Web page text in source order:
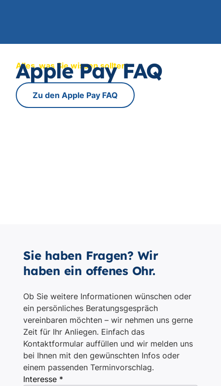
Sie haben Fragen? Wir
haben ein offenes Ohr.
Ob Sie weitere Informationen wünschen oder
ein persönliches Beratungsgespräch
vereinbaren möchten – wir nehmen uns gerne
Zeit für Ihr Anliegen. Einfach das
Kontaktformular auffüllen und wir melden uns
bei Ihnen mit den gewünschten Infos oder
einem passenden Terminvorschlag.
Interesse *